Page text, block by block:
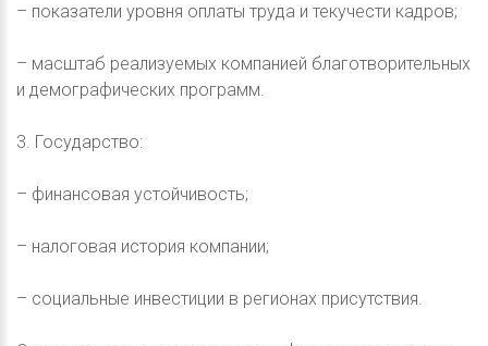
– показатели уровня оплаты труда и текучести кадров;
– масштаб реализуемых компанией благотворительных
и демографических программ.
3. Государство:
– финансовая устойчивость;
– налоговая история компании;
– социальные инвестиции в регионах присутствия.